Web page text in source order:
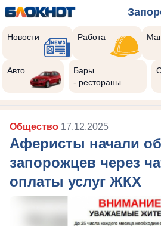
Новости Работа
Авто
Бары
- рестораны
Общество 17.12.2025
Аферисты начали
запорожцев через
оплаты услуг ЖКХ